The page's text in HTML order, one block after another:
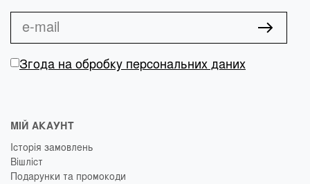
Згода на обробку персональних даних
МІЙ АКАУНТ
Історія замовлень
Вішліст
Подарунки та промокоди